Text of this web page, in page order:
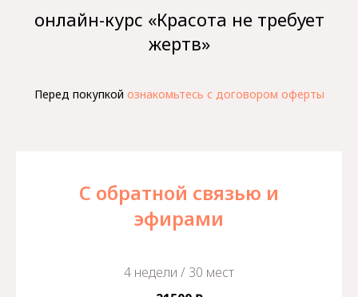
онлайн-курс «Красота не требует
жертв»
Перед покупкой ознакомьтесь с договором оферты
С обратной связью и
эфирами
4 недели / 30 мест